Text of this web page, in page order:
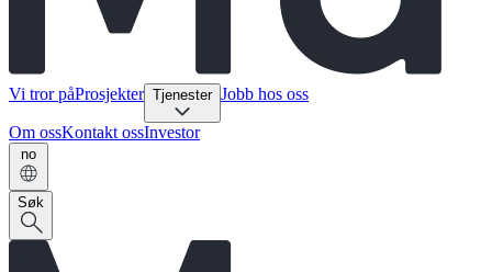
Vi tror påProsjekter Tjenester Jobb hos oss
Om ossKontakt ossInvestor
no
Søk